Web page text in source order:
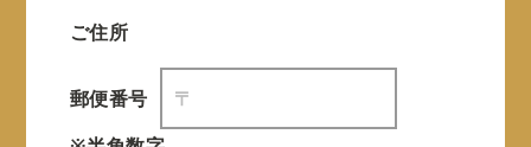
ご住所
郵便番号